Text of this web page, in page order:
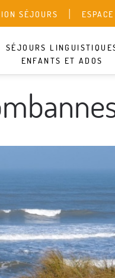
SÉJOURS
SÉJOURS
ENFANTS ET ADOS
DEVIS